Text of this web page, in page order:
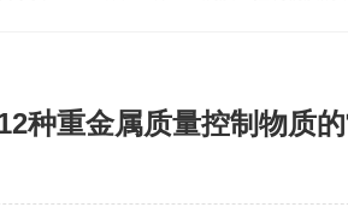
种重金属质量控制物质